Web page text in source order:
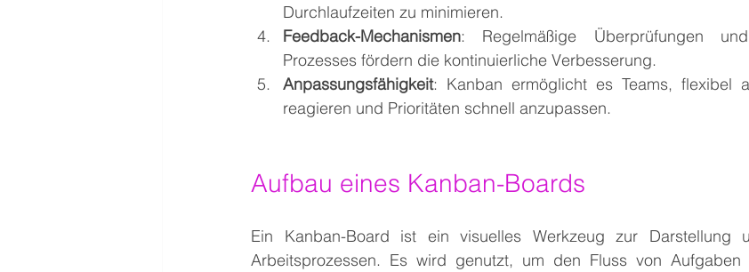
Durchlaufzeiten zu minimieren.
Feedback-Mechanismen: Regelmäßige Überprüfungen
Prozesses fördern die kontinuierliche Verbesserung.
Anpassungsfähigkeit: Kanban ermöglicht es Teams, flexibel
reagieren und Prioritäten schnell anzupassen.
Aufbau eines Kanban-Boards
Ein Kanban-Board ist ein visuelles Werkzeug zur Darstellung
Arbeitsprozessen. Es wird genutzt, um den Fluss von Aufgaben